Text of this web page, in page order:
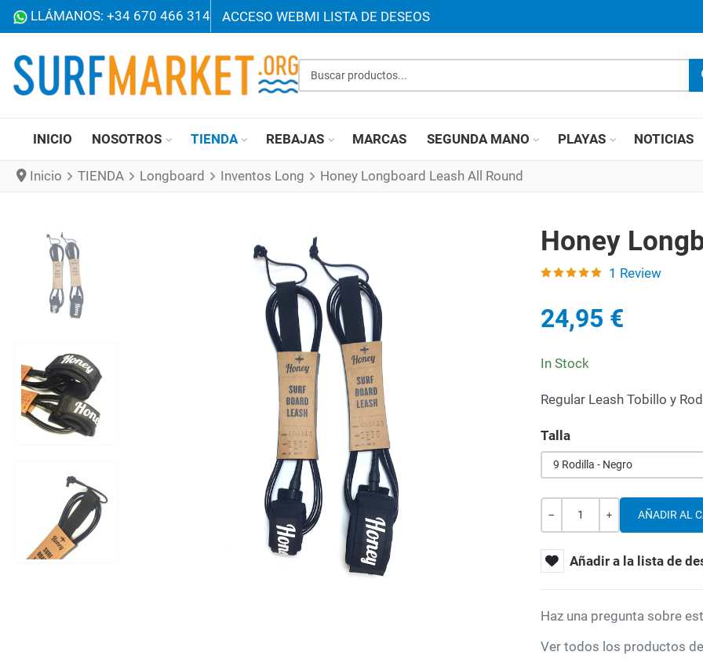
LLÁMANOS: +34 670 466 314 ACCESO WEBMI LISTA DE DESEOS
Buscar productos...
INICIO NOSOTROS TIENDA REBAJAS MARCAS SEGUNDA MANO PLAYAS NOTICIAS
Inicio TIENDA Longboard Inventos Long Honey Longboard Leash All Round
Honey
1 Review
24,95 €
In Stock
Regular Leash Tobillo y
Talla
9 Rodilla - Negro
Cantidad
Añadir a la lista de
Haz una pregunta sobre
Ver todos los productos